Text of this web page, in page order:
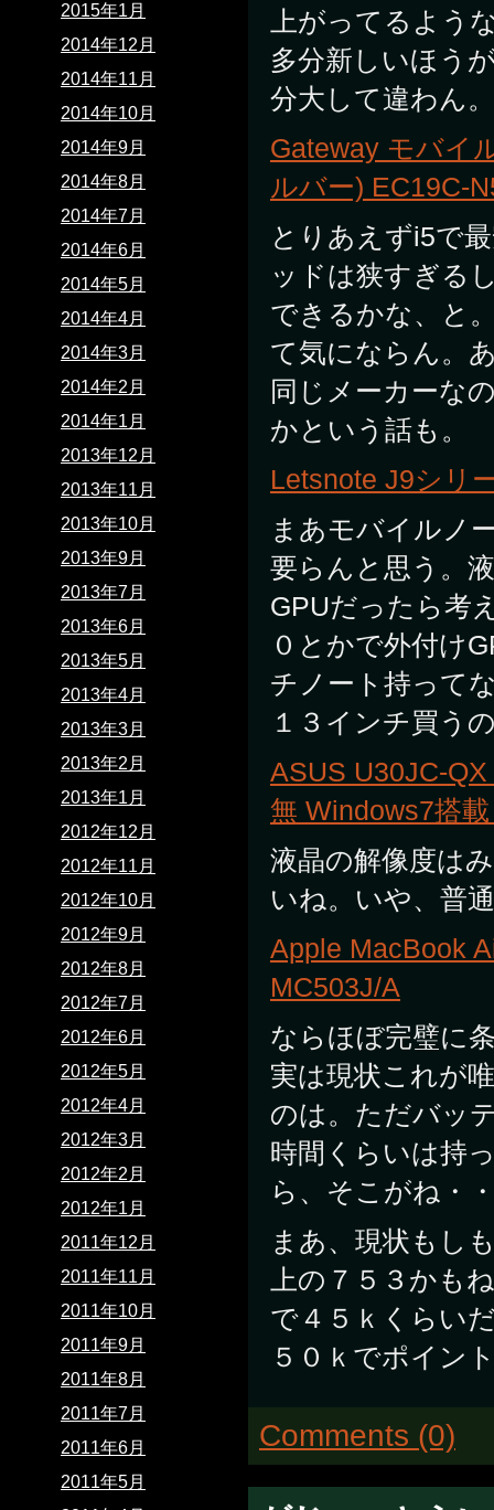
上がってるよう
多分新しいほう
分大して違わん。
Gateway モバイ
ルバー) EC19C-
とりあえずi5で
ッドは狭すぎる
できるかな、と
て気にならん。
同じメーカーな
かという話も。
Letsnote J9シリ
まあモバイルノ
要らんと思う。
GPUだったら考
０とかで外付け
チノート持って
１３インチ買う
ASUS U30JC-
無 Windows7搭
液晶の解像度は
いね。いや、普
Apple MacBook
MC503J/A
ならほぼ完璧に
実は現状これが
のは。ただバッ
時間くらいは持
ら、そこがね・
まあ、現状もし
上の７５３かも
で４５ｋくらい
５０ｋでポイン
Comments (0)
2015年1月
2014年12月
2014年11月
2014年10月
2014年9月
2014年8月
2014年7月
2014年6月
2014年5月
2014年4月
2014年3月
2014年2月
2014年1月
2013年12月
2013年11月
2013年10月
2013年9月
2013年7月
2013年6月
2013年5月
2013年4月
2013年3月
2013年2月
2013年1月
2012年12月
2012年11月
2012年10月
2012年9月
2012年8月
2012年7月
2012年6月
2012年5月
2012年4月
2012年3月
2012年2月
2012年1月
2011年12月
2011年11月
2011年10月
2011年9月
2011年8月
2011年7月
2011年6月
2011年5月